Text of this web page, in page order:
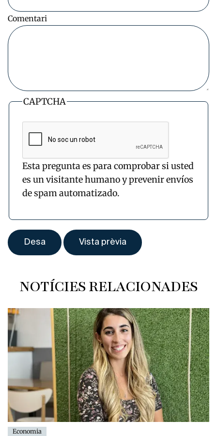
Comentari
CAPTCHA
Esta pregunta es para comprobar si usted
es un visitante humano y prevenir envíos
de spam automatizado.
NOTÍCIES RELACIONADES
Economia